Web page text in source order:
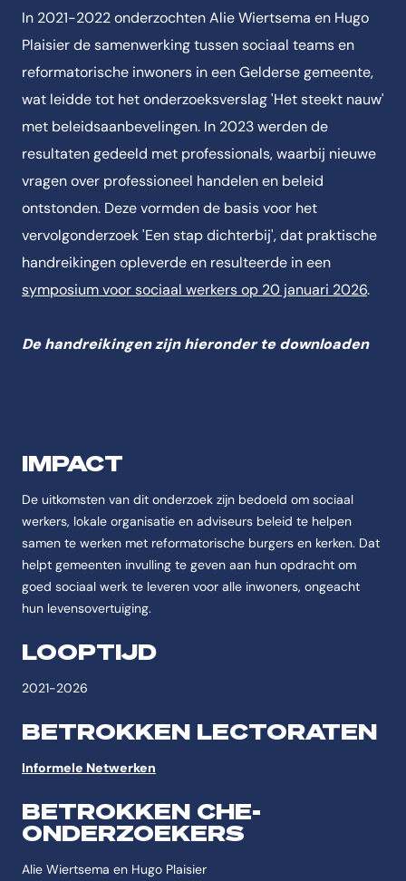
In 2021-2022 onderzochten Alie Wiertsema en Hugo
Plaisier de samenwerking tussen sociaal teams en
reformatorische inwoners in een Gelderse gemeente,
wat leidde tot het onderzoeksverslag 'Het steekt nauw'
met beleidsaanbevelingen. In 2023 werden de
resultaten gedeeld met professionals, waarbij nieuwe
vragen over professioneel handelen en beleid
ontstonden. Deze vormden de basis voor het
vervolgonderzoek 'Een stap dichterbij', dat praktische
handreikingen opleverde en resulteerde in een
symposium voor sociaal werkers op 20 januari 2026.
De handreikingen zijn hieronder te downloaden
IMPACT
De uitkomsten van dit onderzoek zijn bedoeld om sociaal
werkers, lokale organisatie en adviseurs beleid te helpen
samen te werken met reformatorische burgers en kerken. Dat
helpt gemeenten invulling te geven aan hun opdracht om
goed sociaal werk te leveren voor alle inwoners, ongeacht
hun levensovertuiging.
LOOPTIJD
2021-2026
BETROKKEN LECTORATEN
Informele Netwerken
BETROKKEN CHE-
ONDERZOEKERS
Alie Wiertsema en Hugo Plaisier